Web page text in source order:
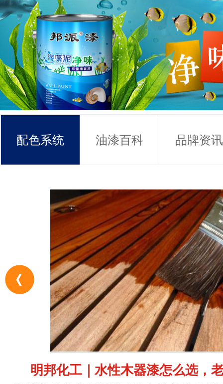
配色系统 油漆百科 品牌资讯
常见问题 联系方式
明邦化工｜水性木器漆怎么选，